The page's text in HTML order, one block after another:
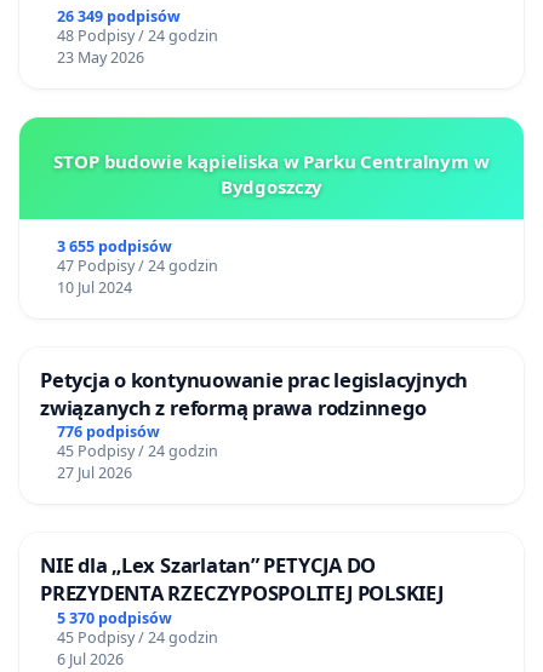
26 349 podpisów
48 Podpisy / 24 godzin
23 May 2026
STOP budowie kąpieliska w Parku Centralnym w
Bydgoszczy
3 655 podpisów
47 Podpisy / 24 godzin
10 Jul 2024
Petycja o kontynuowanie prac legislacyjnych
związanych z reformą prawa rodzinnego
776 podpisów
45 Podpisy / 24 godzin
27 Jul 2026
NIE dla „Lex Szarlatan” PETYCJA DO
PREZYDENTA RZECZYPOSPOLITEJ POLSKIEJ
5 370 podpisów
45 Podpisy / 24 godzin
6 Jul 2026